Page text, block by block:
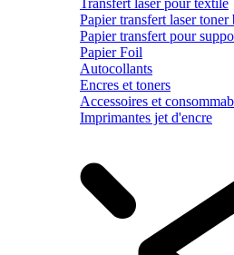
Papier transfert laser toner
Papier transfert pour
Papier Foil
Autocollants
Encres et toners
Accessoires et
Imprimantes jet d'encre